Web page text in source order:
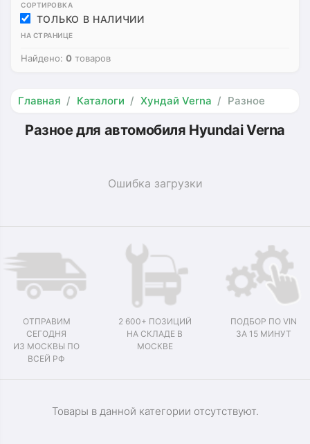
СОРТИРОВКА
ТОЛЬКО В НАЛИЧИИ
НА СТРАНИЦЕ
Найдено: 0 товаров
Главная Каталоги Хундай Verna Разное
Разное для автомобиля Hyundai Verna
Ошибка загрузки
ОТПРАВИМ
СЕГОДНЯ
ИЗ МОСКВЫ ПО
ВСЕЙ РФ
2 600+ ПОЗИЦИЙ
НА СКЛАДЕ В
МОСКВЕ
ПОДБОР ПО VIN
ЗА 15 МИНУТ
Товары в данной категории отсутствуют.